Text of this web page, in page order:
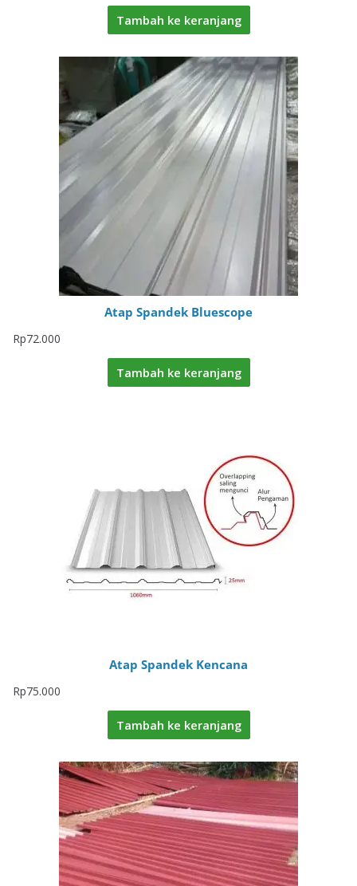
Tambah ke keranjang
Atap Spandek Bluescope
Rp72.000
Tambah ke keranjang
Atap Spandek Kencana
Rp75.000
Tambah ke keranjang